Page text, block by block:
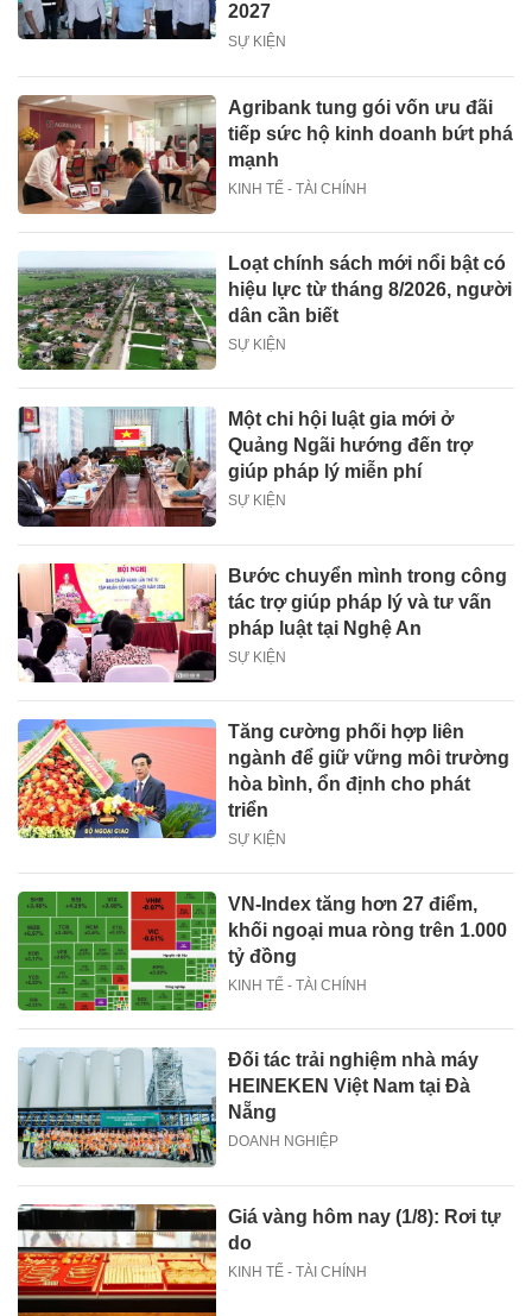
2027
SỰ KIỆN
Agribank tung gói vốn ưu đãi
tiếp sức hộ kinh doanh bứt phá
mạnh
KINH TẾ - TÀI CHÍNH
Loạt chính sách mới nổi bật có
hiệu lực từ tháng 8/2026, người
dân cần biết
SỰ KIỆN
Một chi hội luật gia mới ở
Quảng Ngãi hướng đến trợ
giúp pháp lý miễn phí
SỰ KIỆN
Bước chuyển mình trong công
tác trợ giúp pháp lý và tư vấn
pháp luật tại Nghệ An
SỰ KIỆN
Tăng cường phối hợp liên
ngành để giữ vững môi trường
hòa bình, ổn định cho phát
triển
SỰ KIỆN
VN-Index tăng hơn 27 điểm,
khối ngoại mua ròng trên 1.000
tỷ đồng
KINH TẾ - TÀI CHÍNH
Đối tác trải nghiệm nhà máy
HEINEKEN Việt Nam tại Đà
Nẵng
DOANH NGHIỆP
Giá vàng hôm nay (1/8): Rơi tự
do
KINH TẾ - TÀI CHÍNH